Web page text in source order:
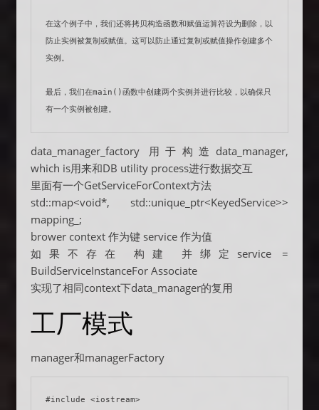
在这个例子中，我们还将拷贝构造函数和赋值运算符设为删除，以
防止实例被复制或赋值。这可以防止通过复制或赋值操作创建多个
实例。
最后，我们在main()函数中创建两个实例并进行比较，以确保只
有一个实例被创建。
data_manager_factory 用于构造data_manager,
which is用来和DB utility process进行数据交互
里面有一个GetServiceForContext方法
std::map<void*, std::unique_ptr<KeyedService>>
mapping_;
brower context 作为键 service 作为值
如果不存在 构建 并绑定service =
BuildServiceInstanceFor Associate
实现了相同context下data_manager的复用
工厂模式
manager和managerFactory
#include <iostream>